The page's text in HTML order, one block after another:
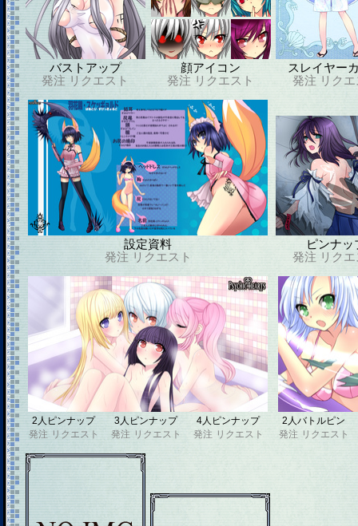
バストアップ
発注 リクエスト
顔アイコン
発注 リクエスト
スレイヤー
発注 リク
設定資料
発注 リクエスト
ピンナッ
発注 リク
2人ピンナップ
発注 リクエスト
3人ピンナップ
発注 リクエスト
4人ピンナップ
発注 リクエスト
2人バトルピン
発注 リクエスト